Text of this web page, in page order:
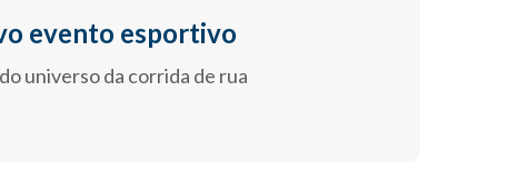
evento esportivo
universo da corrida de rua